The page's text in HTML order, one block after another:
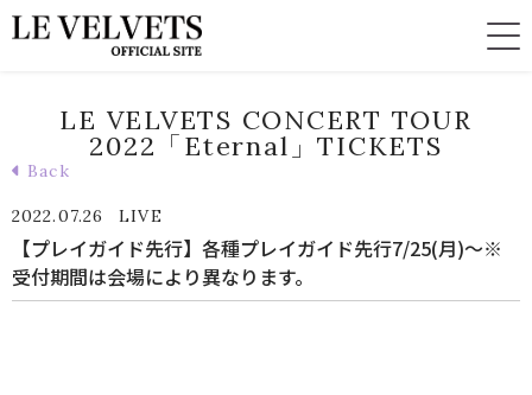
LE VELVETS CONCERT TOUR
2022「Eternal」TICKETS
Back
2022.07.26 LIVE
【プレイガイド先行】各種プレイガイド先行7/25(月)〜※
受付期間は会場により異なります。